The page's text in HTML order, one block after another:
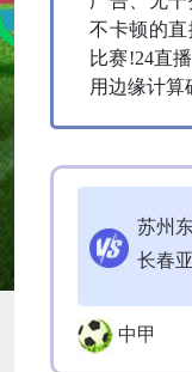
不卡顿的
比赛!24直
用边缘计算
苏州
长春
中甲